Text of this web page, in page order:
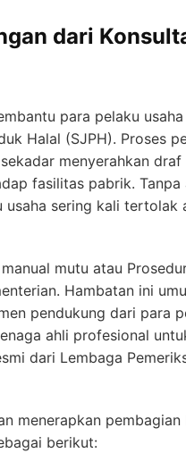
dari
para pelaku
Halal (SJPH). Proses
menyerahkan
fasilitas pabrik. Tanpa
usaha sering kali tertolak
mutu atau
Hambatan ini
pendukung dari para
ahli profesional
dari Lembaga
menerapkan
berikut: